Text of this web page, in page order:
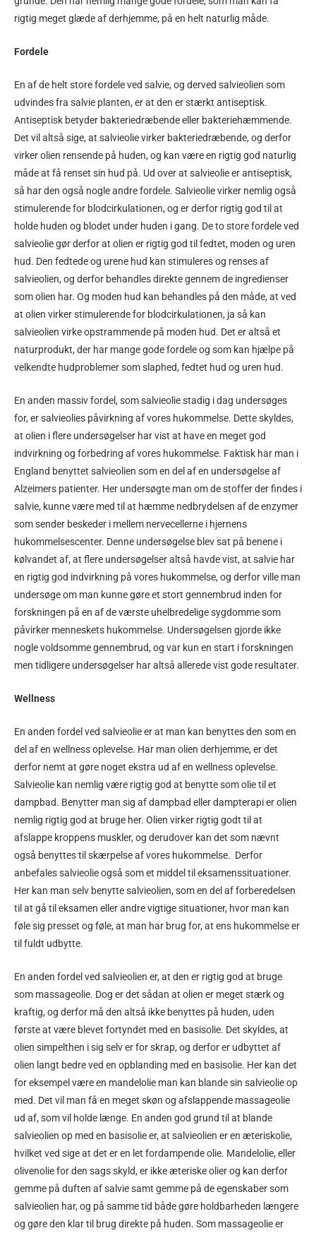
rigtig meget glæde af derhjemme, på en helt naturlig måde.
Fordele
En af de helt store fordele ved salvie, og derved salvieolien som
udvindes fra salvie planten, er at den er stærkt antiseptisk.
Antiseptisk betyder bakteriedræbende eller bakteriehæmmende.
Det vil altså sige, at salvieolie virker bakteriedræbende, og derfor
virker olien rensende på huden, og kan være en rigtig god naturlig
måde at få renset sin hud på. Ud over at salvieolie er antiseptisk,
så har den også nogle andre fordele. Salvieolie virker nemlig også
stimulerende for blodcirkulationen, og er derfor rigtig god til at
holde huden og blodet under huden i gang. De to store fordele ved
salvieolie gør derfor at olien er rigtig god til fedtet, moden og uren
hud. Den fedtede og urene hud kan stimuleres og renses af
salvieolien, og derfor behandles direkte gennem de ingredienser
som olien har. Og moden hud kan behandles på den måde, at ved
at olien virker stimulerende for blodcirkulationen, ja så kan
salvieolien virke opstrammende på moden hud. Det er altså et
naturprodukt, der har mange gode fordele og som kan hjælpe på
velkendte hudproblemer som slaphed, fedtet hud og uren hud.
En anden massiv fordel, som salvieolie stadig i dag undersøges
for, er salvieolies påvirkning af vores hukommelse. Dette skyldes,
at olien i flere undersøgelser har vist at have en meget god
indvirkning og forbedring af vores hukommelse. Faktisk har man i
England benyttet salvieolien som en del af en undersøgelse af
Alzeimers patienter. Her undersøgte man om de stoffer der findes i
salvie, kunne være med til at hæmme nedbrydelsen af de enzymer
som sender beskeder i mellem nervecellerne i hjernens
hukommelsescenter. Denne undersøgelse blev sat på benene i
kølvandet af, at flere undersøgelser altså havde vist, at salvie har
en rigtig god indvirkning på vores hukommelse, og derfor ville man
undersøge om man kunne gøre et stort gennembrud inden for
forskningen på en af de værste uhelbredelige sygdomme som
påvirker menneskets hukommelse. Undersøgelsen gjorde ikke
nogle voldsomme gennembrud, og var kun en start i forskningen
men tidligere undersøgelser har altså allerede vist gode resultater.
Wellness
En anden fordel ved salvieolie er at man kan benyttes den som en
del af en wellness oplevelse. Har man olien derhjemme, er det
derfor nemt at gøre noget ekstra ud af en wellness oplevelse.
Salvieolie kan nemlig være rigtig god at benytte som olie til et
dampbad. Benytter man sig af dampbad eller dampterapi er olien
nemlig rigtig god at bruge her. Olien virker rigtig godt til at
afslappe kroppens muskler, og derudover kan det som nævnt
også benyttes til skærpelse af vores hukommelse. Derfor
anbefales salvieolie også som et middel til eksamenssituationer.
Her kan man selv benytte salvieolien, som en del af forberedelsen
til at gå til eksamen eller andre vigtige situationer, hvor man kan
føle sig presset og føle, at man har brug for, at ens hukommelse er
til fuldt udbytte.
En anden fordel ved salvieolien er, at den er rigtig god at bruge
som massageolie. Dog er det sådan at olien er meget stærk og
kraftig, og derfor må den altså ikke benyttes på huden, uden
første at være blevet fortyndet med en basisolie. Det skyldes, at
olien simpelthen i sig selv er for skrap, og derfor er udbyttet af
olien langt bedre ved en opblanding med en basisolie. Her kan det
for eksempel være en mandelolie man kan blande sin salvieolie op
med. Det vil man få en meget skøn og afslappende massageolie
ud af, som vil holde længe. En anden god grund til at blande
salvieolien op med en basisolie er, at salvieolien er en æteriskolie,
hvilket ved sige at det er en let fordampende olie. Mandelolie, eller
olivenolie for den sags skyld, er ikke æteriske olier og kan derfor
gemme på duften af salvie samt gemme på de egenskaber som
salvieolien har, og på samme tid både gøre holdbarheden længere
og gøre den klar til brug direkte på huden. Som massageolie er